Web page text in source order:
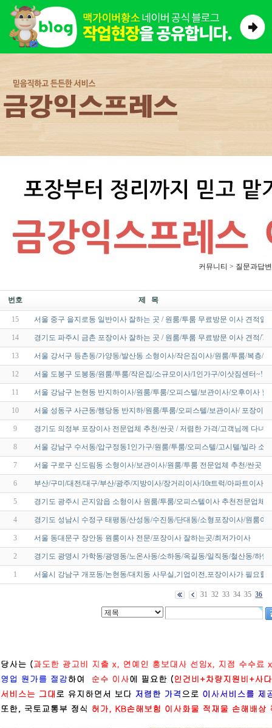
커뮤니티 > 질문과답변
번호 제 목
15 서울 중구 을지로동 일반이사 잘하는 곳 / 원룸/투룸 무료방문 이사 견적알
14 경기도 파주시 금촌 포장이사 잘하는 곳 / 원룸/투룸 무료방문 이사 견적/
13 서울 강서구 등촌동/가양동/발산동 소형이사/작은짐이사/원룸/투룸/복층/
12 서울 도봉구 도봉동/원룸/투룸/작은집/소규모이사/1인가구/이삿짐센터~!
11 서울 강남구 논현동 반지하이사/원룸/투룸/오피스텔/보관이사/오후이사
10 서울 성동구 사근동/행당동 반지하/원룸/투룸/오피스텔/보관이사/ 포장이
9 경기도 의정부 포장이사 전문업체 추천/싼곳 / 저렴한 가격/고객님께 다녀
8 서울 강남구 수서동/압구정동1인가구/원룸/투룸/오피스텔/고시텔/빌라 소
7 서울 구로구 신도림동 소형이사/보관이사/원룸/투룸 전문업체 추천/싼곳 /
6 부산/구미/대전/대구/부산/광주/지방이사/장거리이사/10t트럭/아파트이사
5 경기도 광주시 곤지암읍 소형이사 원룸/투룸/오피스텔이사 추천전문업체
4 경기도 성남시 수정구 태평동/산성동/수진동/단대동/소형포장이사/원룸
3 서울 동대문구 장안동 원룸이사 전문/포장이사 잘하는곳/최저가이사
2 경기도 광명시 가학동/광명동/노온사동/소하동/옥길동/일직동/철산동/하
1 서울시 강남구 개포동/논현동/대치동 사무실,기업이전,포장이사가 필요할
31 32 33 34 35 36